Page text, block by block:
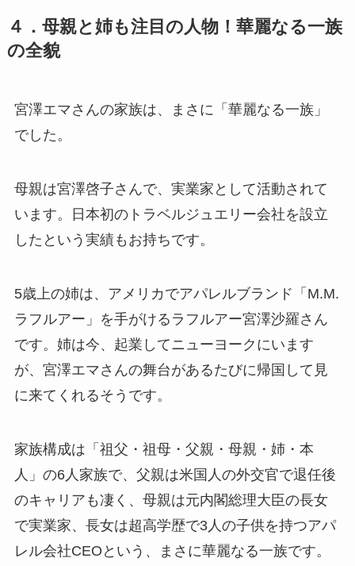
４．母親と姉も注目の人物！華麗なる一族
の全貌
宮澤エマさんの家族は、まさに「華麗なる一族」
でした。
母親は宮澤啓子さんで、実業家として活動されて
います。日本初のトラベルジュエリー会社を設立
したという実績もお持ちです。
5歳上の姉は、アメリカでアパレルブランド「M.M.
ラフルアー」を手がけるラフルアー宮澤沙羅さん
です。姉は今、起業してニューヨークにいます
が、宮澤エマさんの舞台があるたびに帰国して見
に来てくれるそうです。
家族構成は「祖父・祖母・父親・母親・姉・本
人」の6人家族で、父親は米国人の外交官で退任後
のキャリアも凄く、母親は元内閣総理大臣の長女
で実業家、長女は超高学歴で3人の子供を持つアパ
レル会社CEOという、まさに華麗なる一族です。